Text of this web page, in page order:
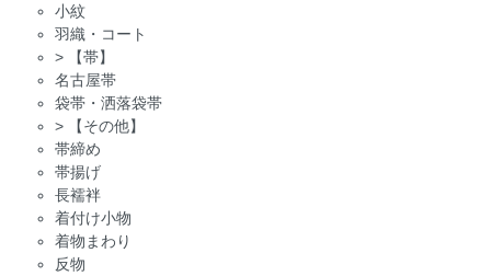
小紋
羽織・コート
>
【帯】
名古屋帯
袋帯・洒落袋帯
>
【その他】
帯締め
帯揚げ
長襦袢
着付け小物
着物まわり
反物